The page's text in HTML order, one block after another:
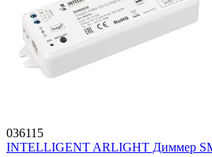
036115
INTELLIGENT ARLIGHT Диммер